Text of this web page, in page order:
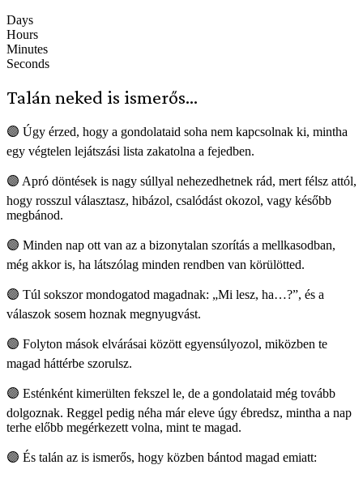
Days
Hours
Minutes
Seconds
Talán neked is ismerős...
🟣 Úgy érzed, hogy a gondolataid soha nem kapcsolnak ki, mintha
egy végtelen lejátszási lista zakatolna a fejedben.
🟣 Apró döntések is nagy súllyal nehezedhetnek rád, mert félsz attól,
hogy rosszul választasz, hibázol, csalódást okozol, vagy később
megbánod.
🟣 Minden nap ott van az a bizonytalan szorítás a mellkasodban,
még akkor is, ha látszólag minden rendben van körülötted.
🟣 Túl sokszor mondogatod magadnak: „Mi lesz, ha…?”, és a
válaszok sosem hoznak megnyugvást.
🟣 Folyton mások elvárásai között egyensúlyozol, miközben te
magad háttérbe szorulsz.
🟣 Esténként kimerülten fekszel le, de a gondolataid még tovább
dolgoznak. Reggel pedig néha már eleve úgy ébredsz, mintha a nap
terhe előbb megérkezett volna, mint te magad.
🟣 És talán az is ismerős, hogy közben bántod magad emiatt: